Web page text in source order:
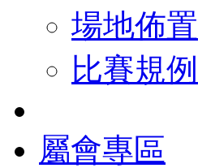
場地佈置
比賽規例
屬會專區